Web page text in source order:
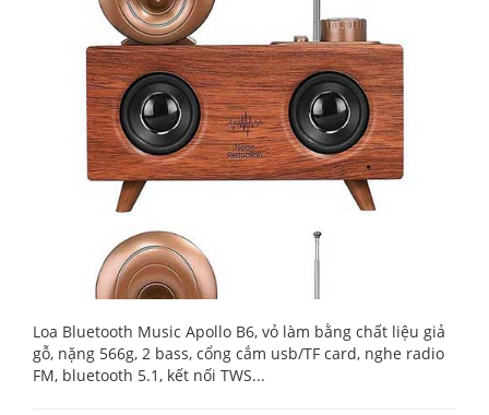
Loa Bluetooth Music Apollo B6, vỏ làm bằng chất liệu giả
gỗ, nặng 566g, 2 bass, cổng cắm usb/TF card, nghe radio
FM, bluetooth 5.1, kết nối TWS...